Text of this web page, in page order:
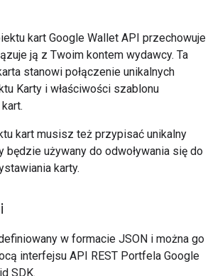
kart Google Wallet API przechowuje
ją z Twoim kontem wydawcy. Ta
stanowi połączenie unikalnych
Karty i właściwości szablonu
kart musisz też przypisać unikalny
będzie używany do odwoływania się do
karty.
w formacie JSON i można go
interfejsu API REST Portfela Google
SDK.